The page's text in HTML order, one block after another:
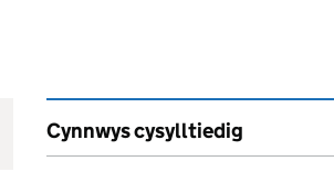
Cynnwys cysylltiedig